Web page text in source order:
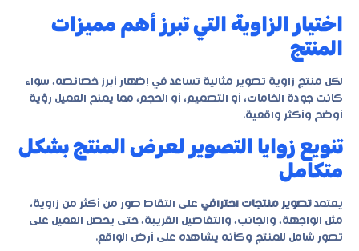
اختيار الزاوية التي تبرز أهم مميزات
المنتج
لكل منتج زاوية تصوير مثالية تساعد في إظهار أبرز خصائصه، سواء
كانت جودة الخامات، أو التصميم، أو الحجم، مما يمنح العميل رؤية
أوضح وأكثر واقعية.
تنويع زوايا التصوير لعرض المنتج بشكل
متكامل
يعتمد تصوير منتجات احترافي على التقاط صور من أكثر من زاوية،
مثل الواجهة، والجانب، والتفاصيل القريبة، حتى يحصل العميل على
تصور شامل للمنتج وكأنه يشاهده على أرض الواقع.